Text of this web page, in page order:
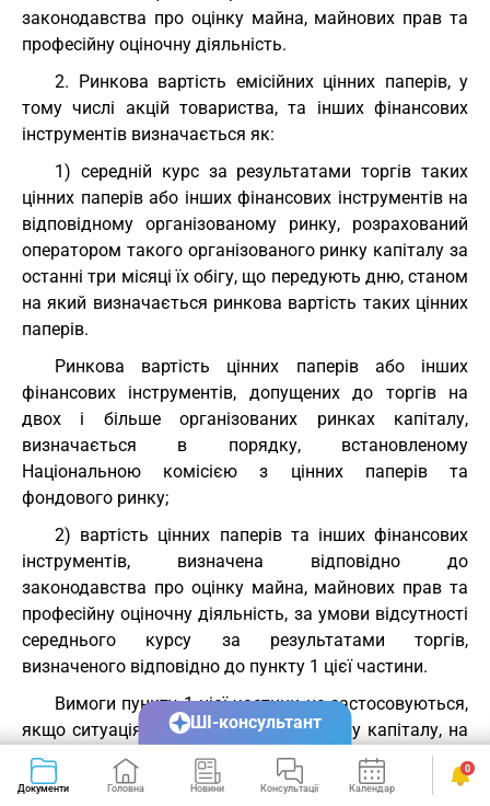
законодавства про оцінку майна, майнових прав та
професійну оціночну діяльність.
2. Ринкова вартість емісійних цінних паперів, у
тому числі акцій товариства, та інших фінансових
інструментів визначається як:
1) середній курс за результатами торгів таких
цінних паперів або інших фінансових інструментів на
відповідному організованому ринку, розрахований
оператором такого організованого ринку капіталу за
останні три місяці їх обігу, що передують дню, станом
на який визначається ринкова вартість таких цінних
паперів.
Ринкова вартість цінних паперів або інших
фінансових інструментів, допущених до торгів на
двох і більше організованих ринках капіталу,
визначається в порядку, встановленому
Національною комісією з цінних паперів та
фондового ринку;
2) вартість цінних паперів та інших фінансових
інструментів, визначена відповідно до
законодавства про оцінку майна, майнових прав та
професійну оціночну діяльність, за умови відсутності
середнього курсу за результатами торгів,
визначеного відповідно до пункту 1 цієї частини.
Вимоги пункту 1 цієї частини не застосовуються,
якщо ситуація на організованому ринку капіталу, на
якому відповідні фінансові інструменти допущені до
торгів, відповідає критеріям, визначеним
Документи Головна Новини Консультації Календар Сервіси
0
ШІ-консультант